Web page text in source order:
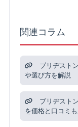
関連コラム
ブリヂスト
や選び方を解説
ブリヂスト
を価格と口コミ